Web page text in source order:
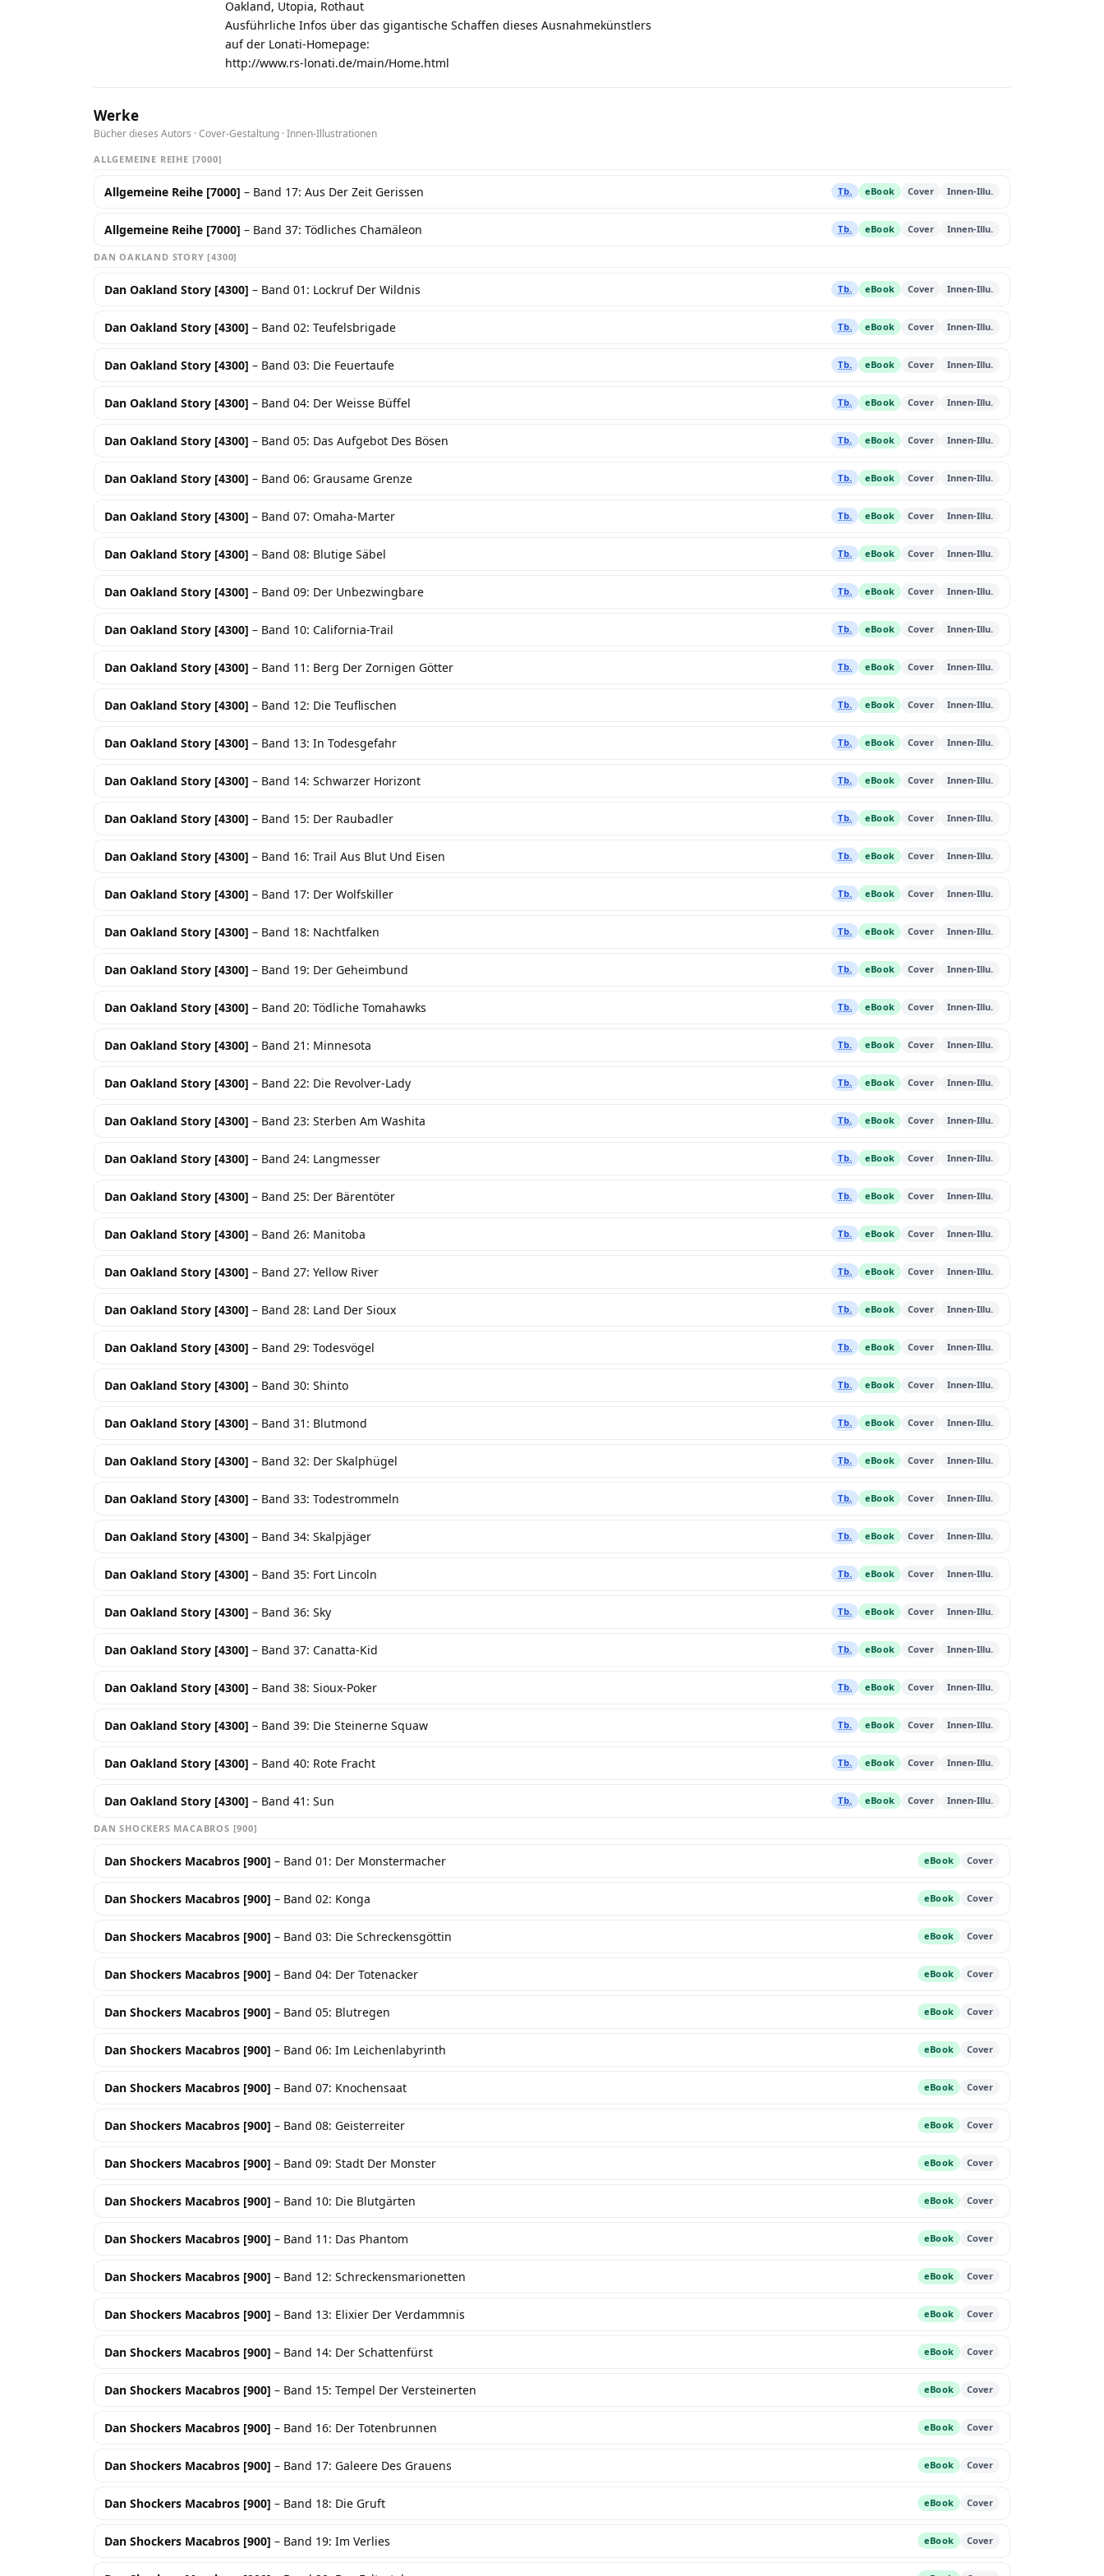
Oakland, Utopia, Rothaut
Ausführliche Infos über das gigantische Schaffen dieses Ausnahmekünstlers
auf der Lonati-Homepage:
http://www.rs-lonati.de/main/Home.html
Werke
Bücher dieses Autors · Cover-Gestaltung · Innen-Illustrationen
ALLGEMEINE REIHE [7000]
Allgemeine Reihe [7000] – Band 17: Aus Der Zeit Gerissen Tb. eBook Cover Innen-Illu.
Allgemeine Reihe [7000] – Band 37: Tödliches Chamäleon Tb. eBook Cover Innen-Illu.
DAN OAKLAND STORY [4300]
Dan Oakland Story [4300] – Band 01: Lockruf Der Wildnis Tb. eBook Cover Innen-Illu.
Dan Oakland Story [4300] – Band 02: Teufelsbrigade Tb. eBook Cover Innen-Illu.
Dan Oakland Story [4300] – Band 03: Die Feuertaufe Tb. eBook Cover Innen-Illu.
Dan Oakland Story [4300] – Band 04: Der Weisse Büffel Tb. eBook Cover Innen-Illu.
Dan Oakland Story [4300] – Band 05: Das Aufgebot Des Bösen Tb. eBook Cover Innen-Illu.
Dan Oakland Story [4300] – Band 06: Grausame Grenze Tb. eBook Cover Innen-Illu.
Dan Oakland Story [4300] – Band 07: Omaha-Marter Tb. eBook Cover Innen-Illu.
Dan Oakland Story [4300] – Band 08: Blutige Säbel Tb. eBook Cover Innen-Illu.
Dan Oakland Story [4300] – Band 09: Der Unbezwingbare Tb. eBook Cover Innen-Illu.
Dan Oakland Story [4300] – Band 10: California-Trail Tb. eBook Cover Innen-Illu.
Dan Oakland Story [4300] – Band 11: Berg Der Zornigen Götter Tb. eBook Cover Innen-Illu.
Dan Oakland Story [4300] – Band 12: Die Teuflischen Tb. eBook Cover Innen-Illu.
Dan Oakland Story [4300] – Band 13: In Todesgefahr Tb. eBook Cover Innen-Illu.
Dan Oakland Story [4300] – Band 14: Schwarzer Horizont Tb. eBook Cover Innen-Illu.
Dan Oakland Story [4300] – Band 15: Der Raubadler Tb. eBook Cover Innen-Illu.
Dan Oakland Story [4300] – Band 16: Trail Aus Blut Und Eisen Tb. eBook Cover Innen-Illu.
Dan Oakland Story [4300] – Band 17: Der Wolfskiller Tb. eBook Cover Innen-Illu.
Dan Oakland Story [4300] – Band 18: Nachtfalken Tb. eBook Cover Innen-Illu.
Dan Oakland Story [4300] – Band 19: Der Geheimbund Tb. eBook Cover Innen-Illu.
Dan Oakland Story [4300] – Band 20: Tödliche Tomahawks Tb. eBook Cover Innen-Illu.
Dan Oakland Story [4300] – Band 21: Minnesota Tb. eBook Cover Innen-Illu.
Dan Oakland Story [4300] – Band 22: Die Revolver-Lady Tb. eBook Cover Innen-Illu.
Dan Oakland Story [4300] – Band 23: Sterben Am Washita Tb. eBook Cover Innen-Illu.
Dan Oakland Story [4300] – Band 24: Langmesser Tb. eBook Cover Innen-Illu.
Dan Oakland Story [4300] – Band 25: Der Bärentöter Tb. eBook Cover Innen-Illu.
Dan Oakland Story [4300] – Band 26: Manitoba Tb. eBook Cover Innen-Illu.
Dan Oakland Story [4300] – Band 27: Yellow River Tb. eBook Cover Innen-Illu.
Dan Oakland Story [4300] – Band 28: Land Der Sioux Tb. eBook Cover Innen-Illu.
Dan Oakland Story [4300] – Band 29: Todesvögel Tb. eBook Cover Innen-Illu.
Dan Oakland Story [4300] – Band 30: Shinto Tb. eBook Cover Innen-Illu.
Dan Oakland Story [4300] – Band 31: Blutmond Tb. eBook Cover Innen-Illu.
Dan Oakland Story [4300] – Band 32: Der Skalphügel Tb. eBook Cover Innen-Illu.
Dan Oakland Story [4300] – Band 33: Todestrommeln Tb. eBook Cover Innen-Illu.
Dan Oakland Story [4300] – Band 34: Skalpjäger Tb. eBook Cover Innen-Illu.
Dan Oakland Story [4300] – Band 35: Fort Lincoln Tb. eBook Cover Innen-Illu.
Dan Oakland Story [4300] – Band 36: Sky Tb. eBook Cover Innen-Illu.
Dan Oakland Story [4300] – Band 37: Canatta-Kid Tb. eBook Cover Innen-Illu.
Dan Oakland Story [4300] – Band 38: Sioux-Poker Tb. eBook Cover Innen-Illu.
Dan Oakland Story [4300] – Band 39: Die Steinerne Squaw Tb. eBook Cover Innen-Illu.
Dan Oakland Story [4300] – Band 40: Rote Fracht Tb. eBook Cover Innen-Illu.
Dan Oakland Story [4300] – Band 41: Sun Tb. eBook Cover Innen-Illu.
DAN SHOCKERS MACABROS [900]
Dan Shockers Macabros [900] – Band 01: Der Monstermacher eBook Cover
Dan Shockers Macabros [900] – Band 02: Konga eBook Cover
Dan Shockers Macabros [900] – Band 03: Die Schreckensgöttin eBook Cover
Dan Shockers Macabros [900] – Band 04: Der Totenacker eBook Cover
Dan Shockers Macabros [900] – Band 05: Blutregen eBook Cover
Dan Shockers Macabros [900] – Band 06: Im Leichenlabyrinth eBook Cover
Dan Shockers Macabros [900] – Band 07: Knochensaat eBook Cover
Dan Shockers Macabros [900] – Band 08: Geisterreiter eBook Cover
Dan Shockers Macabros [900] – Band 09: Stadt Der Monster eBook Cover
Dan Shockers Macabros [900] – Band 10: Die Blutgärten eBook Cover
Dan Shockers Macabros [900] – Band 11: Das Phantom eBook Cover
Dan Shockers Macabros [900] – Band 12: Schreckensmarionetten eBook Cover
Dan Shockers Macabros [900] – Band 13: Elixier Der Verdammnis eBook Cover
Dan Shockers Macabros [900] – Band 14: Der Schattenfürst eBook Cover
Dan Shockers Macabros [900] – Band 15: Tempel Der Versteinerten eBook Cover
Dan Shockers Macabros [900] – Band 16: Der Totenbrunnen eBook Cover
Dan Shockers Macabros [900] – Band 17: Galeere Des Grauens eBook Cover
Dan Shockers Macabros [900] – Band 18: Die Gruft eBook Cover
Dan Shockers Macabros [900] – Band 19: Im Verlies eBook Cover